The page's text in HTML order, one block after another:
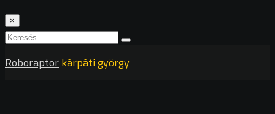
×
Roboraptorkárpáti györgy